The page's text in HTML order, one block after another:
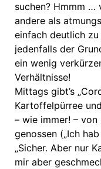
suchen? Hmmm …
andere als
einfach deutlich zu
jedenfalls der
ein wenig
Verhältnisse!
Mittags gibt’s
Kartoffelpürree
– wie immer! –
genossen („Ich
„Sicher. Aber nur
mir aber